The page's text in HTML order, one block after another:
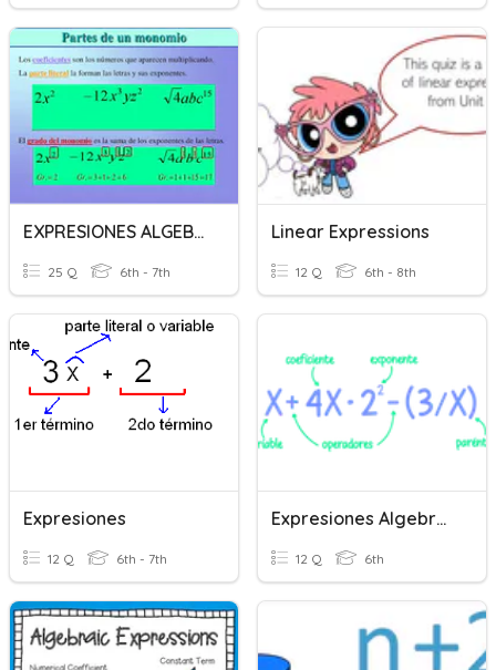
EXPRESIONES ALGEBRAICAS 1
25 Q 6th - 7th
Linear Expressions
12 Q 6th - 8th
Expresiones
12 Q 6th - 7th
Expresiones Algebraicas
12 Q 6th